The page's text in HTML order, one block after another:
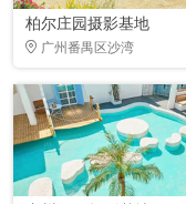
柏尔庄园摄影基地
广州番禺区沙湾